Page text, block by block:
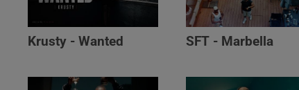
Krusty - Wanted SFT - Marbella